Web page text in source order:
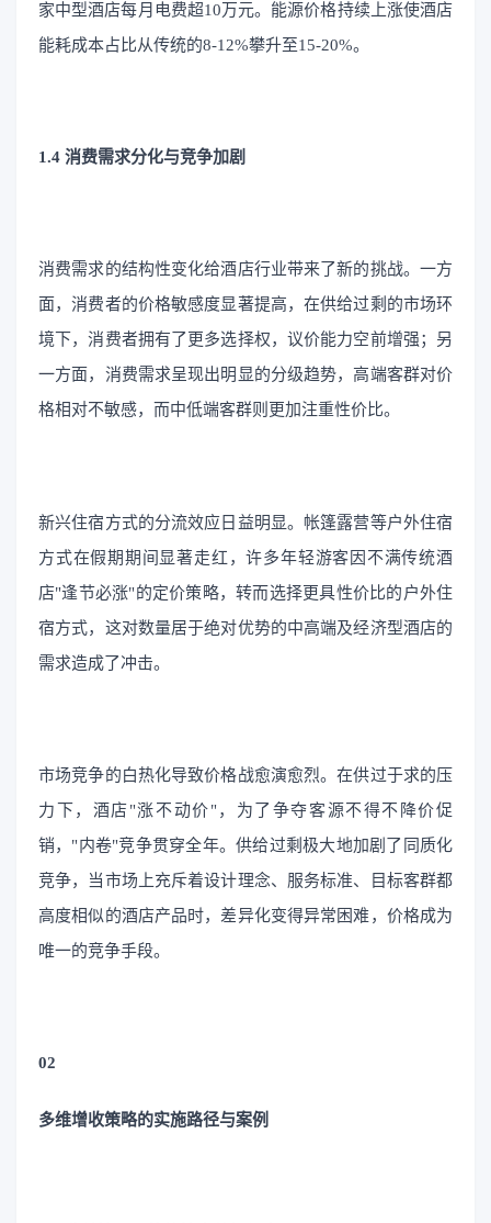
家中型酒店每月电费超10万元。能源价格持续上涨使酒店
能耗成本占比从传统的8-12%攀升至15-20%。
1.4 消费需求分化与竞争加剧
消费需求的结构性变化给酒店行业带来了新的挑战。一方
面，消费者的价格敏感度显著提高，在供给过剩的市场环
境下，消费者拥有了更多选择权，议价能力空前增强；另
一方面，消费需求呈现出明显的分级趋势，高端客群对价
格相对不敏感，而中低端客群则更加注重性价比。
新兴住宿方式的分流效应日益明显。帐篷露营等户外住宿
方式在假期期间显著走红，许多年轻游客因不满传统酒
店"逢节必涨"的定价策略，转而选择更具性价比的户外住
宿方式，这对数量居于绝对优势的中高端及经济型酒店的
需求造成了冲击。
市场竞争的白热化导致价格战愈演愈烈。在供过于求的压
力下，酒店"涨不动价"，为了争夺客源不得不降价促
销，"内卷"竞争贯穿全年。供给过剩极大地加剧了同质化
竞争，当市场上充斥着设计理念、服务标准、目标客群都
高度相似的酒店产品时，差异化变得异常困难，价格成为
唯一的竞争手段。
02
多维增收策略的实施路径与案例